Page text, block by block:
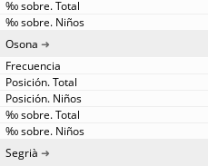
Osona
Segrià